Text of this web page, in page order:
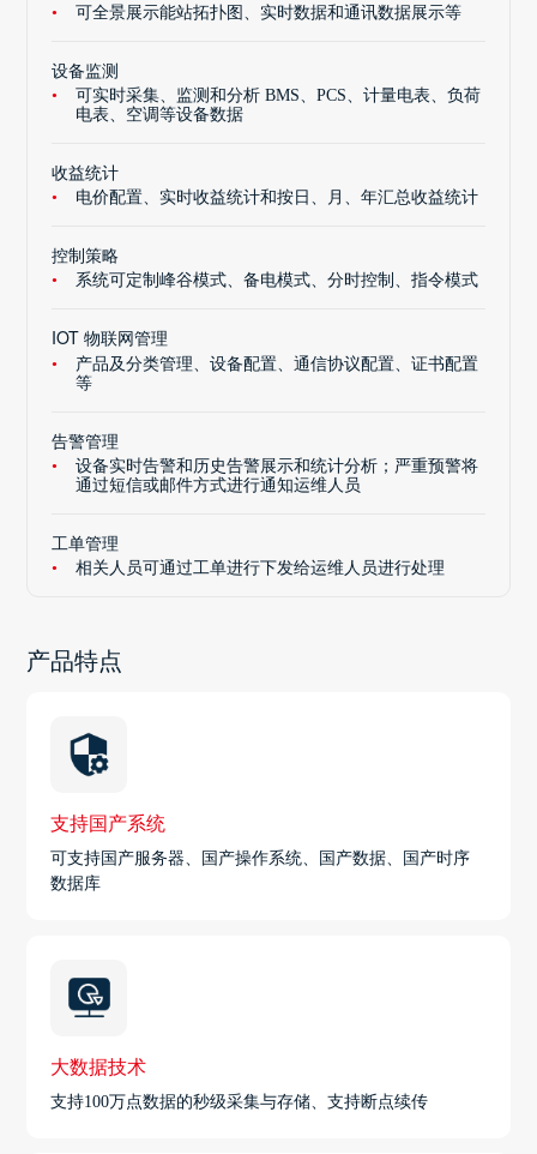
可全景展示能站拓扑图、实时数据和通讯数据展示等
设备监测
可实时采集、监测和分析 BMS、PCS、计量电表、负荷
电表、空调等设备数据
收益统计
电价配置、实时收益统计和按日、月、年汇总收益统计
控制策略
系统可定制峰谷模式、备电模式、分时控制、指令模式
IOT 物联网管理
产品及分类管理、设备配置、通信协议配置、证书配置
等
告警管理
设备实时告警和历史告警展示和统计分析；严重预警将
通过短信或邮件方式进行通知运维人员
工单管理
相关人员可通过工单进行下发给运维人员进行处理
产品特点
支持国产系统
可支持国产服务器、国产操作系统、国产数据、国产时序
数据库
大数据技术
支持100万点数据的秒级采集与存储、支持断点续传